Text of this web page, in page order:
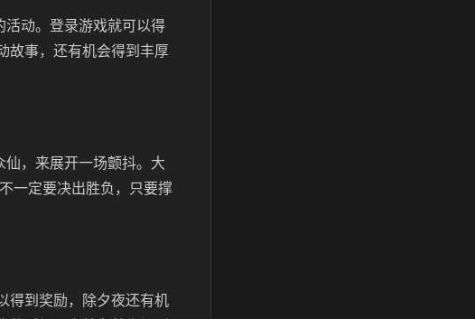
活动。登录游戏就可以得
故事，还有机会得到丰厚
仙，来展开一场颤抖。大
一定要决出胜负，只要撑
得到奖励，除夕夜还有机